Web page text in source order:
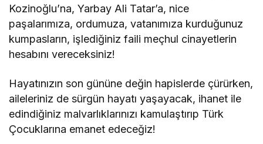
Kozinoğlu’na, Yarbay Ali Tatar’a, nice
paşalarımıza, ordumuza, vatanımıza kurduğunuz
kumpasların, işlediğiniz faili meçhul cinayetlerin
hesabını vereceksiniz!
Hayatınızın son gününe değin hapislerde çürürken,
aileleriniz de sürgün hayatı yaşayacak, ihanet ile
edindiğiniz malvarlıklarınızı kamulaştırıp Türk
Çocuklarına emanet edeceğiz!